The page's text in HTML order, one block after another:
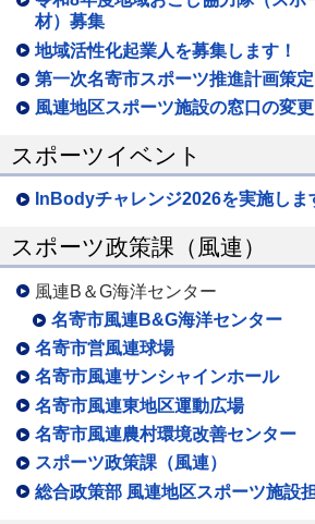
材）募集
地域活性化起業人を募集します！
第一次名寄市スポーツ推進計画策定
風連地区スポーツ施設の窓口の変更
スポーツイベント
InBodyチャレンジ2026を実施しま
スポーツ政策課（風連）
風連B＆G海洋センター
名寄市風連B&G海洋センター
名寄市営風連球場
名寄市風連サンシャインホール
名寄市風連東地区運動広場
名寄市風連農村環境改善センター
スポーツ政策課（風連）
総合政策部 風連地区スポーツ施設